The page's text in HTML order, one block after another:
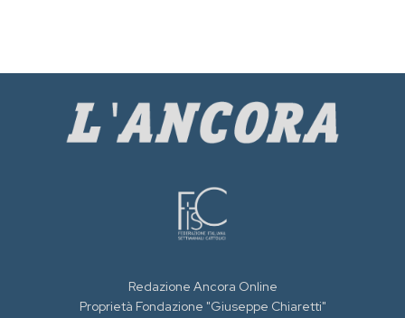
Redazione Ancora Online
Proprietà Fondazione "Giuseppe Chiaretti"